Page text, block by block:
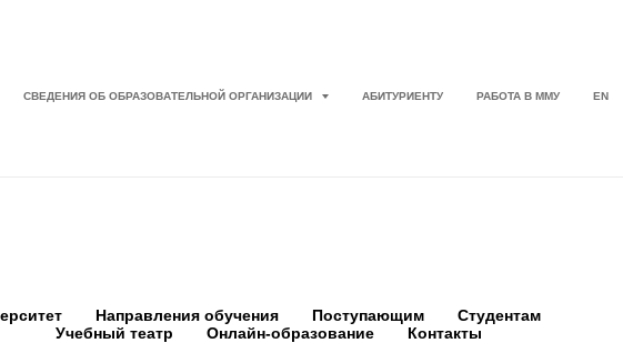
СВЕДЕНИЯ ОБ ОБРАЗОВАТЕЛЬНОЙ ОРГАНИЗАЦИИ АБИТУРИЕНТУ РАБОТА В ММУ EN
Направления обучения Поступающим
Студентам
Учебный театр
Онлайн-образование Контакты